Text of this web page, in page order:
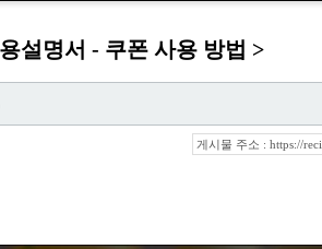
설명서 - 쿠폰 사용 방법 >
게시물 주소 : https://